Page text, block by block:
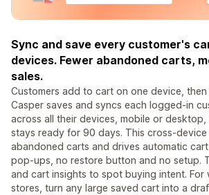
Sync and save every customer's
devices. Fewer abandoned carts,
sales.
Customers add to cart on one device,
Casper saves and syncs each logged-in
across all their devices, mobile or
stays ready for 90 days. This cross-
abandoned carts and drives automatic
pop-ups, no restore button and no setup.
and cart insights to spot buying intent. For
stores, turn any large saved cart into a